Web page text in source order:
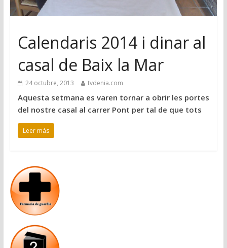
Calendaris 2014 i dinar al
casal de Baix la Mar
24 octubre, 2013 tvdenia.com
Aquesta setmana es varen tornar a obrir les portes
del nostre casal al carrer Pont per tal de que tots
Leer más